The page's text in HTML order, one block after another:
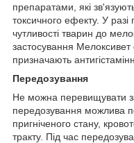
препаратами, які
токсичного ефекту. У разі
чутливості тварин до
застосування Мелоксивет
призначають
Передозування
Не можна перевищувати
передозування можлива
пригніченого стану,
тракту. Під час